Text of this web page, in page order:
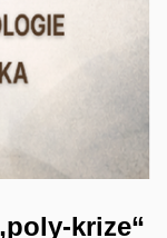
krize“